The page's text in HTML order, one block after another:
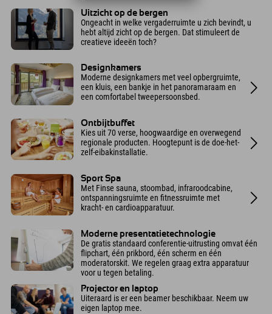
Uitzicht op de bergen
Ongeacht in welke vergaderruimte u zich bevindt, u
hebt altijd zicht op de bergen. Dat stimuleert de
creatieve ideeën toch?
Designkamers
Moderne designkamers met veel opbergruimte,
een kluis, een bankje in het panoramaraam en
een comfortabel tweepersoonsbed.
Ontbijtbuffet
Kies uit 70 verse, hoogwaardige en overwegend
regionale producten. Hoogtepunt is de doe-het-
zelf-eibakinstallatie.
Sport Spa
Met Finse sauna, stoombad, infraroodcabine,
ontspanningsruimte en fitnessruimte met
kracht- en cardioapparatuur.
Moderne presentatietechnologie
De gratis standaard conferentie-uitrusting omvat één
flipchart, één prikbord, één scherm en één
moderatorskit. We regelen graag extra apparatuur
voor u tegen betaling.
Projector en laptop
Uiteraard is er een beamer beschikbaar. Neem uw
eigen laptop mee.